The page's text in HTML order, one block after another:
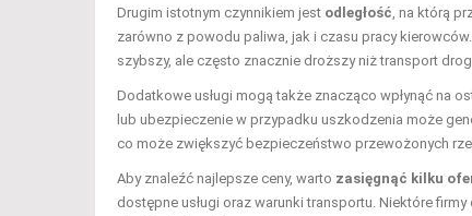
Drugim istotnym czynnikiem jest odległość , na którą
zarówno z powodu paliwa, jak i czasu pracy
szybszy, ale często znacznie droższy niż transport
Dodatkowe usługi mogą także znacząco wpłynąć na
lub ubezpieczenie w przypadku uszkodzenia może
co może zwiększyć bezpieczeństwo przewożonych
Aby znaleźć najlepsze ceny, warto zasięgnąć kilku
dostępne usługi oraz warunki transportu. Niektóre